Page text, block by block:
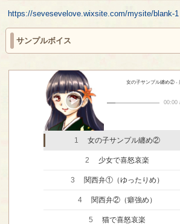
https://sevesevelove.wixsite.com/mysite/blank-1
サンプルボイス
女の子サンプル纏め② -
00:00
1 女の子サンプル纏め②
2 少女で喜怒哀楽
3 関西弁①（ゆったりめ）
4 関西弁②（癖強め）
5 猫で喜怒哀楽